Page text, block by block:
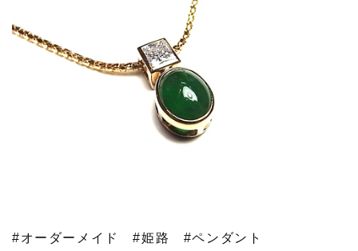
#オーダーメイド #姫路 #ペンダント